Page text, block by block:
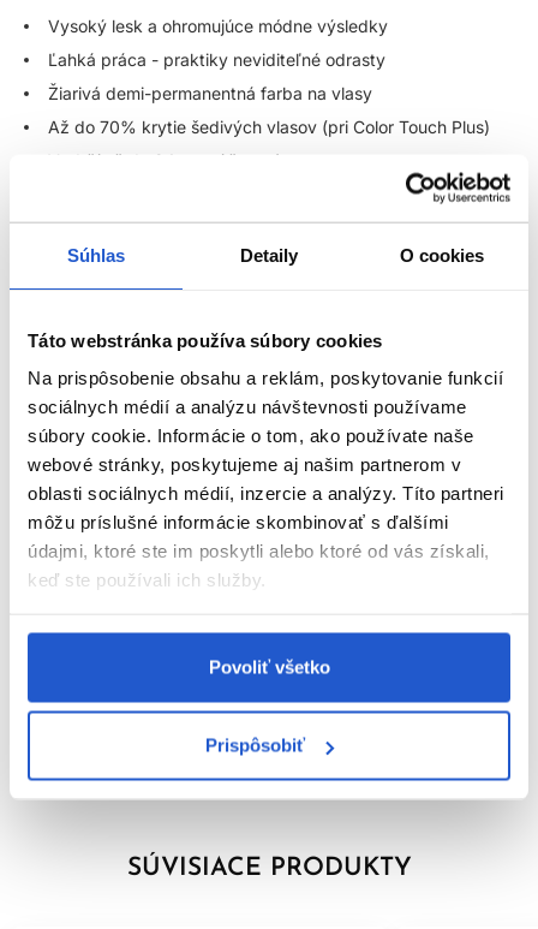
Súhlas Detaily O cookies
Táto webstránka používa súbory cookies
Na prispôsobenie obsahu a reklám, poskytovanie funkcií
sociálnych médií a analýzu návštevnosti používame
súbory cookie. Informácie o tom, ako používate naše
webové stránky, poskytujeme aj našim partnerom v
oblasti sociálnych médií, inzercie a analýzy. Títo partneri
môžu príslušné informácie skombinovať s ďalšími
údajmi, ktoré ste im poskytli alebo ktoré od vás získali,
keď ste používali ich služby.
Povoliť všetko
Prispôsobiť
Vysoký lesk a ohromujúce módne výsledky
Ľahká práca - praktiky neviditeľné odrasty
Žiarivá demi-permanentná farba na vlasy
Až do 70% krytie šedivých vlasov (pri Color Touch Plus)
Vydrží až do 24 umytí šampónov
Zrozumiteľné a univerzálne farebné portfólio - pre
nekonečné farebné možnosti
Farba bez záväzkov, flexibilná, bez amoniaku - ideálna pre
Pomer miešania 1 : 2 (1 časť farba : 2 časti Color Touch
emulzia) - okrem Instamatic
Pri Instamatic farbách použite pomer miešania 1 : 1 (1 časť
farba : 1 časti Color Touch emulzia 1,9%)
---
BEZPEČNOSTNÉ UPOZORNENIE
Farby na vlasy môžu vyvolať vážne alergické reakcie. Pred
ZOBRAZIŤ VIAC
Parametre
Značka
SÚVISIACE PRODUKTY